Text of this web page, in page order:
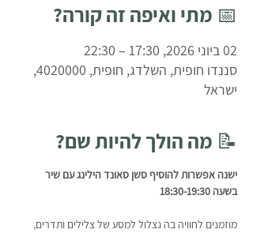
📅 מתי ואיפה זה קורה?
02 ביוני 2026, 17:30 – 22:30
סננדו חופית, השלדג, חופית, 4020000,
ישראל
📝 מה הולך להיות שם?
ישנה אפשרות להוסיף סשן סאונד הילינג עם שיר
בשעה 18:30-19:30
מוזמנים לחוויה בה נצלול למסע של צלילים ותדרים,